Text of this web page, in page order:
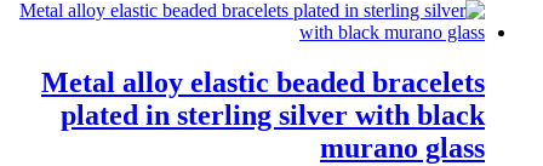
Metal alloy elastic beaded bracelets
plated in sterling silver with black
murano glass